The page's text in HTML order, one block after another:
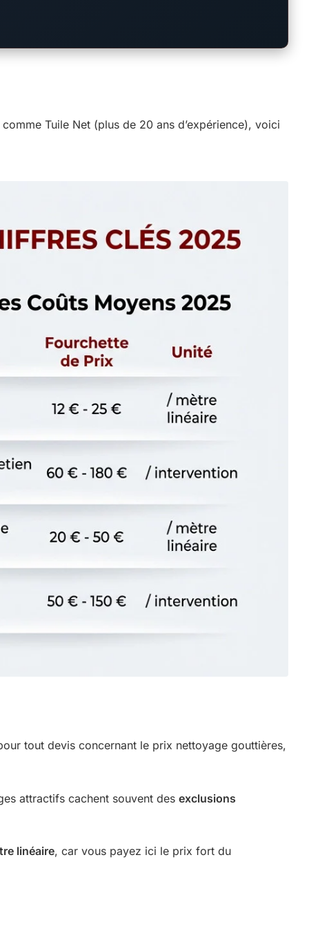
Tuile Net (plus de 20 ans d’expérience), voici
tout devis concernant le prix nettoyage gouttières,
attractifs cachent souvent des exclusions
linéaire, car vous payez ici le prix fort du